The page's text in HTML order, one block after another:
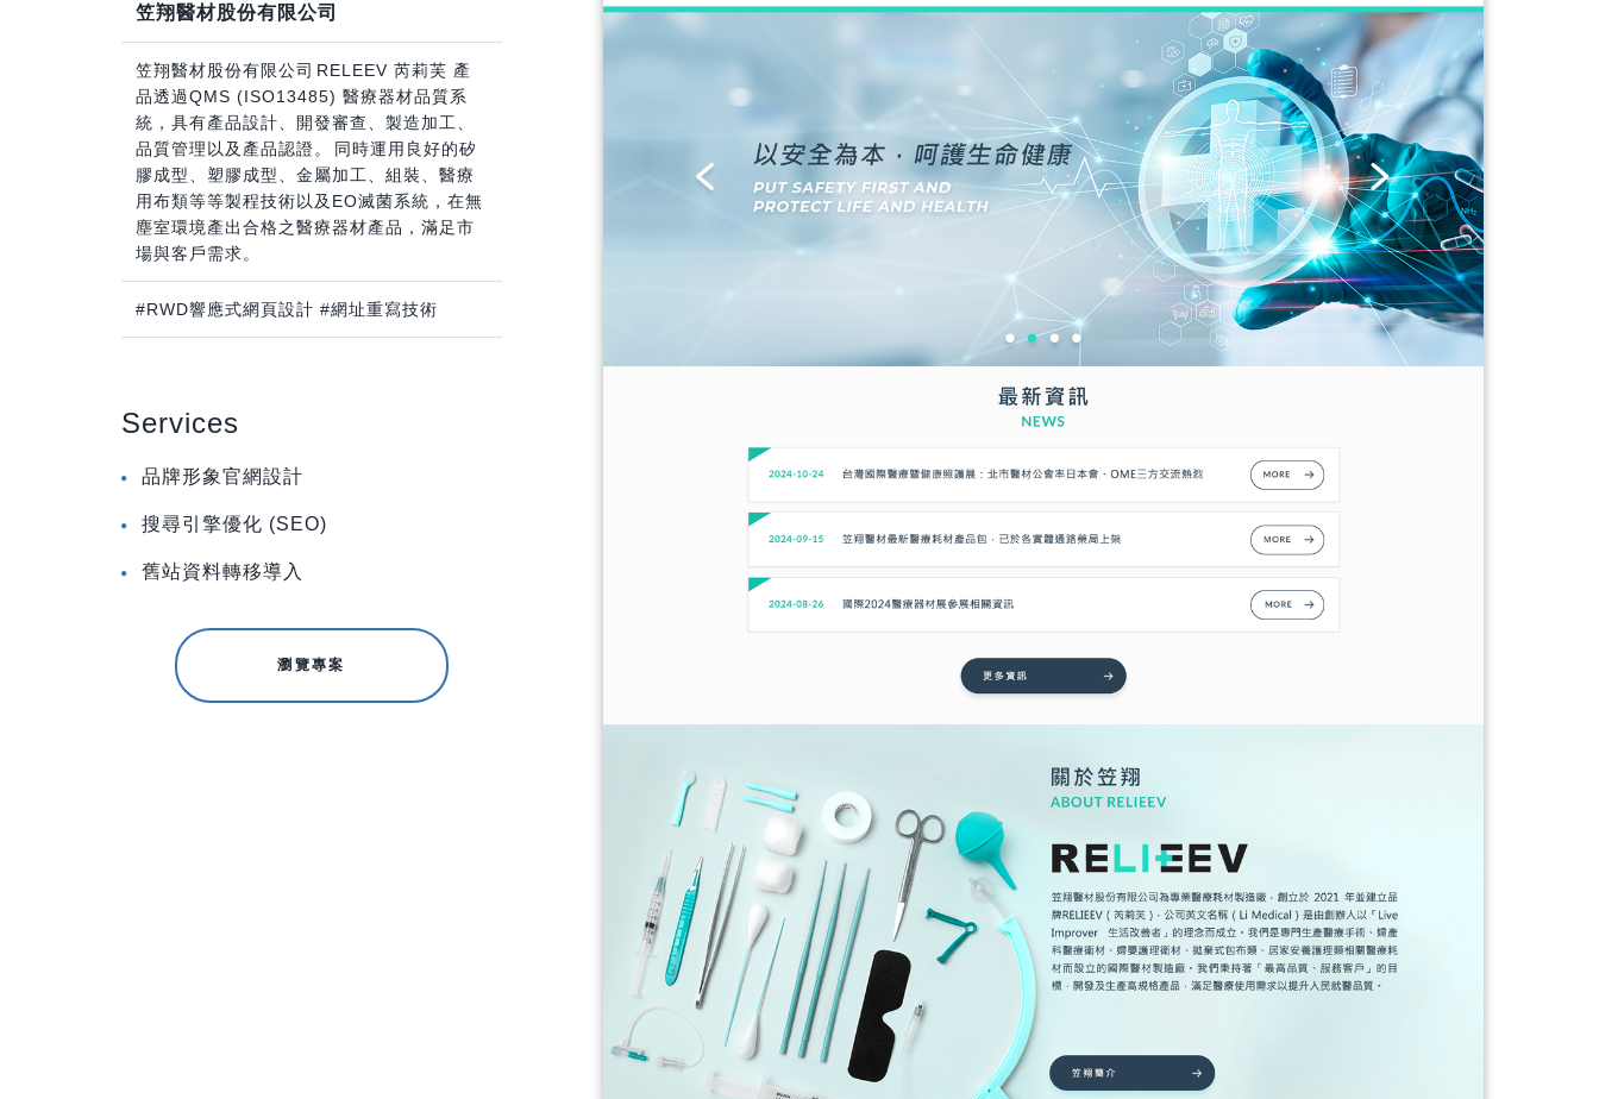
笠翔醫材股份有限公司
笠翔醫材股份有限公司RELEEV 芮莉芙 產
品透過QMS (ISO13485) 醫療器材品質系
統，具有產品設計、開發審查、製造加工、
品質管理以及產品認證。同時運用良好的矽
膠成型、塑膠成型、金屬加工、組裝、醫療
用布類等等製程技術以及EO滅菌系統，在無
塵室環境產出合格之醫療器材產品，滿足市
場與客戶需求。
#RWD響應式網頁設計 #網址重寫技術
Services
品牌形象官網設計
搜尋引擎優化 (SEO)
舊站資料轉移導入
瀏覽專案